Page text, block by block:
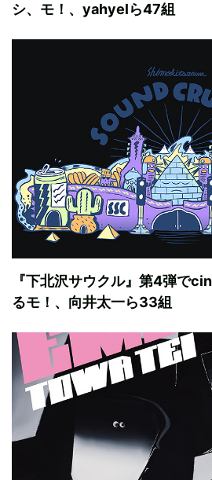
シ、モ！、yahyelら47組
『下北沢サウクル』第4弾で
るモ！、向井太一ら33組